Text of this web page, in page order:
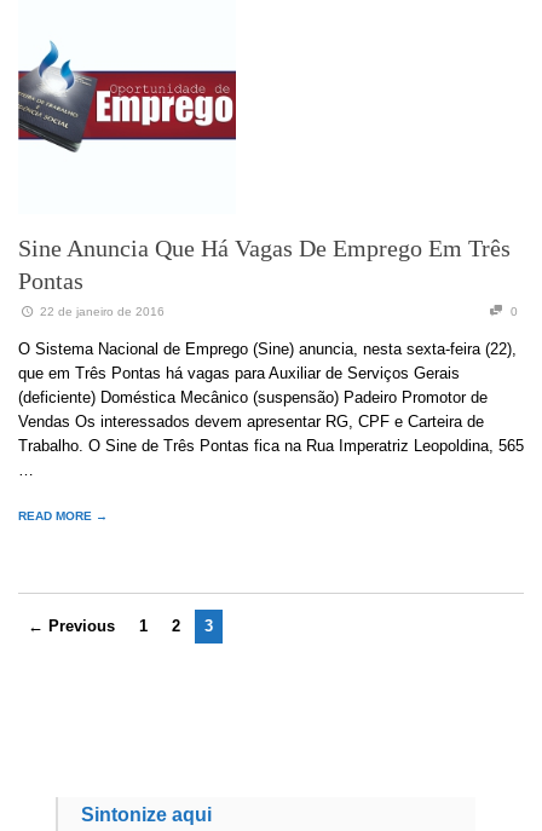
Sine Anuncia Que Há Vagas De Emprego Em Três
Pontas
22 de janeiro de 2016 0
O Sistema Nacional de Emprego (Sine) anuncia, nesta sexta-feira (22),
que em Três Pontas há vagas para Auxiliar de Serviços Gerais
(deficiente) Doméstica Mecânico (suspensão) Padeiro Promotor de
Vendas Os interessados devem apresentar RG, CPF e Carteira de
Trabalho. O Sine de Três Pontas fica na Rua Imperatriz Leopoldina, 565
READ MORE →
← Previous 1 2 3
Sintonize aqui